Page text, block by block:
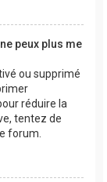
peux plus me
ou supprimé
réduire la
tentez de
forum.